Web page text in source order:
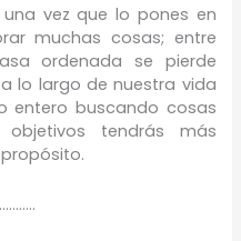
vez que lo pones en
muchas cosas; entre
ordenada se pierde
lo largo de nuestra vida
entero buscando cosas
tendrás más